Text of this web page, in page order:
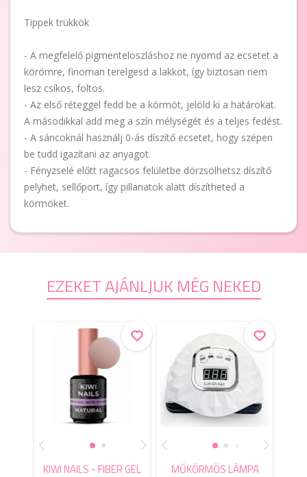
Tippek trükkök
- A megfelelő pigmenteloszláshoz ne nyomd az ecsetet a
körömre, finoman terelgesd a lakkot, így biztosan nem
lesz csíkos, foltos.
- Az első réteggel fedd be a körmöt, jelöld ki a határokat.
A másodikkal add meg a szín mélységét és a teljes fedést.
- A sáncoknál használj 0-ás díszítő ecsetet, hogy szépen
be tudd igazítani az anyagot.
- Fényzselé előtt ragacsos felületbe dörzsölhetsz díszítő
pelyhet, sellőport, így pillanatok alatt díszítheted a
körmöket.
EZEKET AJÁNLJUK MÉG NEKED
KIWI NAILS - FIBER GEL
MŰKÖRMÖS LÁMPA